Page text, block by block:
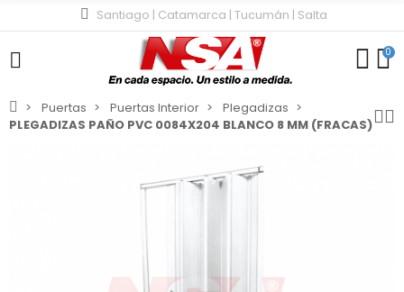
Santiago | Catamarca | Tucumán | Salta
0
Puertas Puertas Interior
Plegadizas
PLEGADIZAS PAÑO PVC 0084X204 BLANCO 8 MM (FRACAS)